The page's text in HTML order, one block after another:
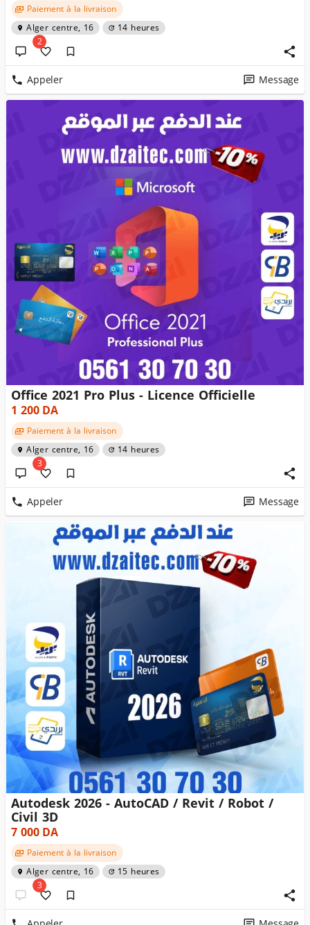
Paiement à la livraison
Alger centre, 16
14 heures
2
Appeler Message
Office 2021 Pro Plus - Licence Officielle
1 200DA
Paiement à la livraison
Alger centre, 16
14 heures
3
Appeler Message
Autodesk 2026 - AutoCAD / Revit / Robot /
Civil 3D
7 000DA
Paiement à la livraison
Alger centre, 16
15 heures
3